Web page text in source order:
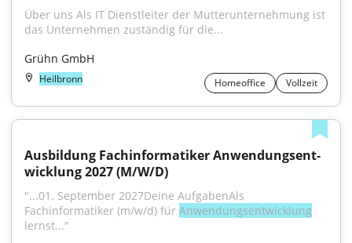
Über uns Als IT Dienstleiter der Mutterunternehmung ist
das Unternehmen zuständig für die...
Grühn GmbH
Heilbronn Homeoffice Vollzeit
Aus­bil­dung Fach­in­for­ma­ti­ker An­wen­dungs­ent­
wick­lung 2027 (M/W/D)
"...01. September 2027Deine AufgabenAls
Fachinformatiker (m/w/d) für Anwendungsentwicklung
lernst..."